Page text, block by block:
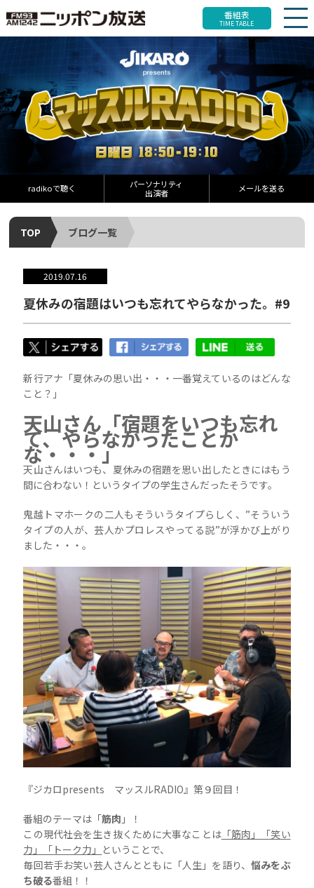
番組表
TIME TABLE
radikoで聴く
パーソナリティ
出演者
メールを送る
TOP ブログ一覧
2019.07.16
夏休みの宿題はいつも忘れてやらなかった。#9
新行アナ「夏休みの思い出・・・一番覚えているのはどんな
こと？」
天山さん「宿題をいつも忘れ
て、やらなかったことか
な・・・」
天山さんはいつも、夏休みの宿題を思い出したときにはもう
間に合わない！というタイプの学生さんだったそうです。
鬼越トマホークの二人もそういうタイプらしく、”そういう
タイプの人が、芸人かプロレスやってる説”が浮かび上がり
ました・・・。
『ジカロpresents マッスルRADIO』第９回目！
番組のテーマは「筋肉 」！
この現代社会を生き抜くために大事なことは「筋肉」「笑い
力」「トーク力」 ということで、
毎回若手お笑い芸人さんとともに「人生」を語り、悩みをぶ
ち破る番組！！